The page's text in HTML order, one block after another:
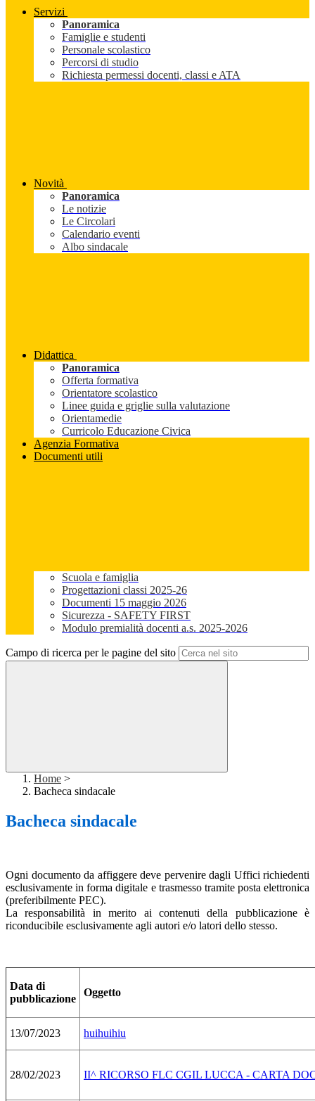
Servizi
Panoramica
Famiglie e studenti
Personale scolastico
Percorsi di studio
Richiesta permessi docenti, classi e ATA
Novità
Panoramica
Le notizie
Le Circolari
Calendario eventi
Albo sindacale
Didattica
Panoramica
Offerta formativa
Orientatore scolastico
Linee guida e griglie sulla valutazione
Orientamedie
Curricolo Educazione Civica
Agenzia Formativa
Documenti utili
Scuola e famiglia
Progettazioni classi 2025-26
Documenti 15 maggio 2026
Sicurezza - SAFETY FIRST
Modulo premialità docenti a.s. 2025-2026
Campo di ricerca per le pagine del sito
Home >
Bacheca sindacale
Bacheca sindacale
Ogni documento da affiggere deve pervenire dagli Uffici richiedenti
esclusivamente in forma digitale e trasmesso tramite posta elettronica
(preferibilmente PEC).
La responsabilità in merito ai contenuti della pubblicazione è
riconducibile esclusivamente agli autori e/o latori dello stesso.
Data di
pubblicazione
Oggetto
13/07/2023 huihuihiu
28/02/2023 II^ RICORSO FLC CGIL LUCCA - CARTA